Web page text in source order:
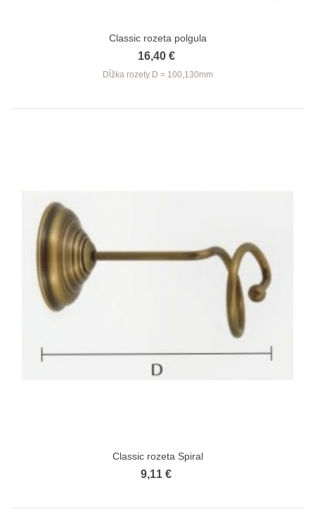
Classic rozeta polgula
16,40 €
Dĺžka rozety D = 100,130mm
Classic rozeta Spiral
9,11 €